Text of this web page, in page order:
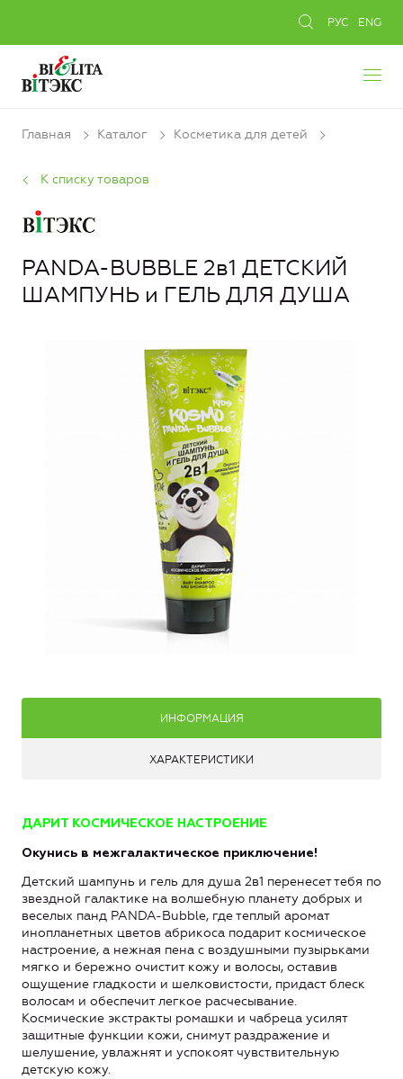
РУС ENG
Главная Каталог Косметика для детей
К списку товаров
PANDA-BUBBLE 2в1 ДЕТСКИЙ
ШАМПУНЬ и ГЕЛЬ ДЛЯ ДУША
ИНФОРМАЦИЯ
ХАРАКТЕРИСТИКИ
ДАРИТ КОСМИЧЕСКОЕ НАСТРОЕНИЕ
Окунись в межгалактическое приключение!
Детский шампунь и гель для душа 2в1 перенесет тебя по
звездной галактике на волшебную планету добрых и
веселых панд PANDA-Bubble, где теплый аромат
инопланетных цветов абрикоса подарит космическое
настроение, а нежная пена с воздушными пузырьками
мягко и бережно очистит кожу и волосы, оставив
ощущение гладкости и шелковистости, придаст блеск
волосам и обеспечит легкое расчесывание.
Космические экстракты ромашки и чабреца усилят
защитные функции кожи, снимут раздражение и
шелушение, увлажнят и успокоят чувствительную
детскую кожу.